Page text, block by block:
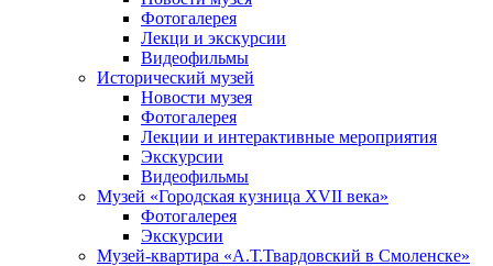
Фотогалерея
Лекци и экскурсии
Видеофильмы
Исторический музей
Новости музея
Фотогалерея
Лекции и интерактивные мероприятия
Экскурсии
Видеофильмы
Музей «Городская кузница XVII века»
Фотогалерея
Экскурсии
Музей-квартира «А.Т.Твардовский в Смоленске»